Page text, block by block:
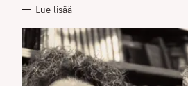
S
Lue lisää